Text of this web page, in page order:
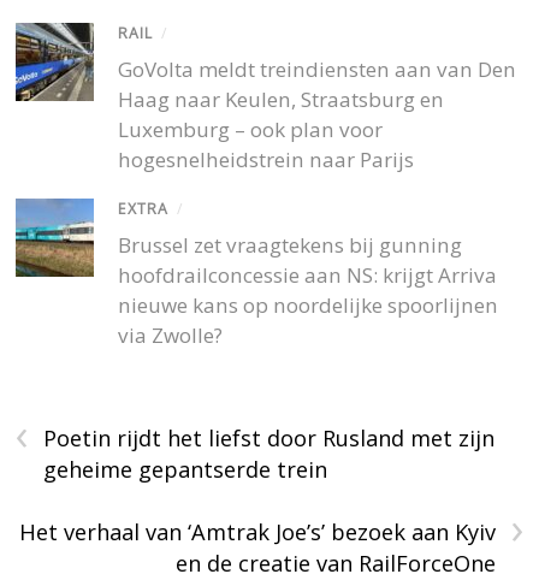
RAIL /
GoVolta meldt treindiensten aan van Den
Haag naar Keulen, Straatsburg en
Luxemburg – ook plan voor
hogesnelheidstrein naar Parijs
EXTRA /
Brussel zet vraagtekens bij gunning
hoofdrailconcessie aan NS: krijgt Arriva
nieuwe kans op noordelijke spoorlijnen
via Zwolle?
‹
Poetin rijdt het liefst door Rusland met zijn
geheime gepantserde trein
›
Het verhaal van ‘Amtrak Joe’s’ bezoek aan Kyiv
en de creatie van RailForceOne